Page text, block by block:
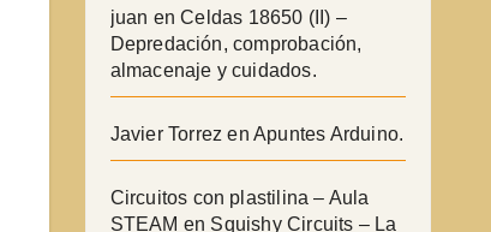
juan enCeldas 18650 (II) –
Depredación, comprobación,
almacenaje y cuidados.
Javier Torrez en Apuntes Arduino.
Circuitos con plastilina – Aula
STEAM en Squishy Circuits – La